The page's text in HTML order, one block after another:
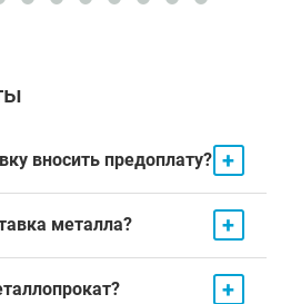
вносить предоплату? +
металла? +
+